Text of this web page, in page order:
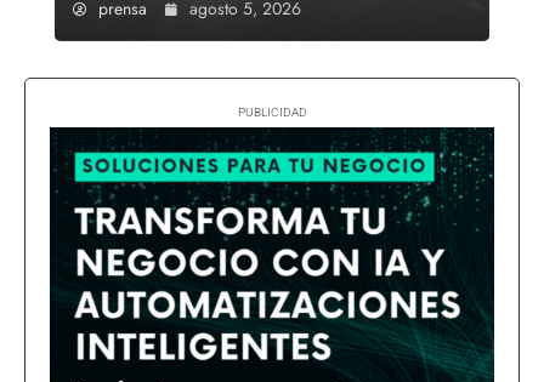
prensa agosto 5, 2026